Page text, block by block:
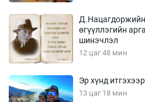
Д.Нацагдоржийн
өгүүллэгийн
шинэчлэл
12 цаг 48 мин
Эр хүнд
13 цаг 18 мин